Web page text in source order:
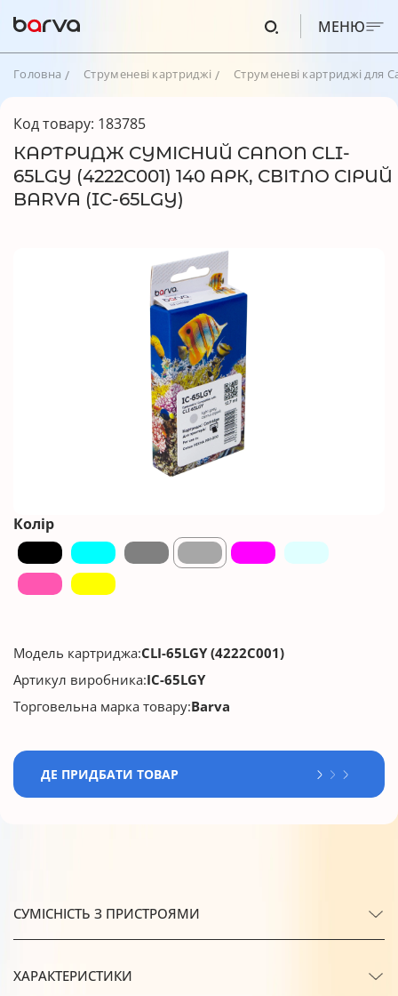
МЕНЮ
Головна Струменеві картриджі Струменеві картриджі для
Код товару: 183785
КАРТРИДЖ СУМІСНИЙ CANON CLI-
65LGY (4222C001) 140 АРК, СВІТЛО СІРИЙ
BARVA (IC-65LGY)
Колір
Модель картриджа:CLI-65LGY (4222C001)
Артикул виробника:IC-65LGY
Торговельна марка товару:Barva
ДЕ ПРИДБАТИ ТОВАР
СУМІСНІСТЬ З ПРИСТРОЯМИ
ХАРАКТЕРИСТИКИ